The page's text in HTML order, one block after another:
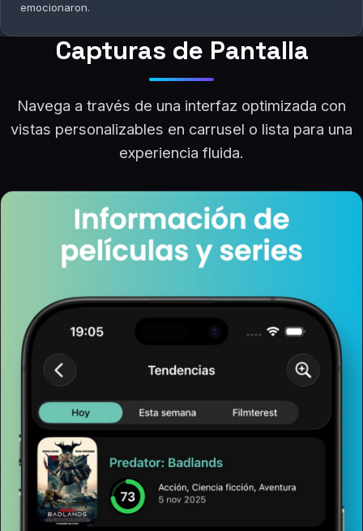
emocionaron.
Capturas de Pantalla
Navega a través de una interfaz optimizada con
vistas personalizables en carrusel o lista para una
experiencia fluida.